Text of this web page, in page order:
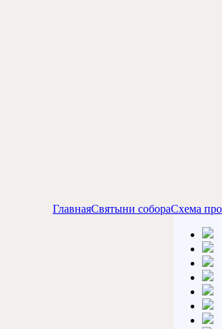
ГлавнаяСвятыни собораСхема